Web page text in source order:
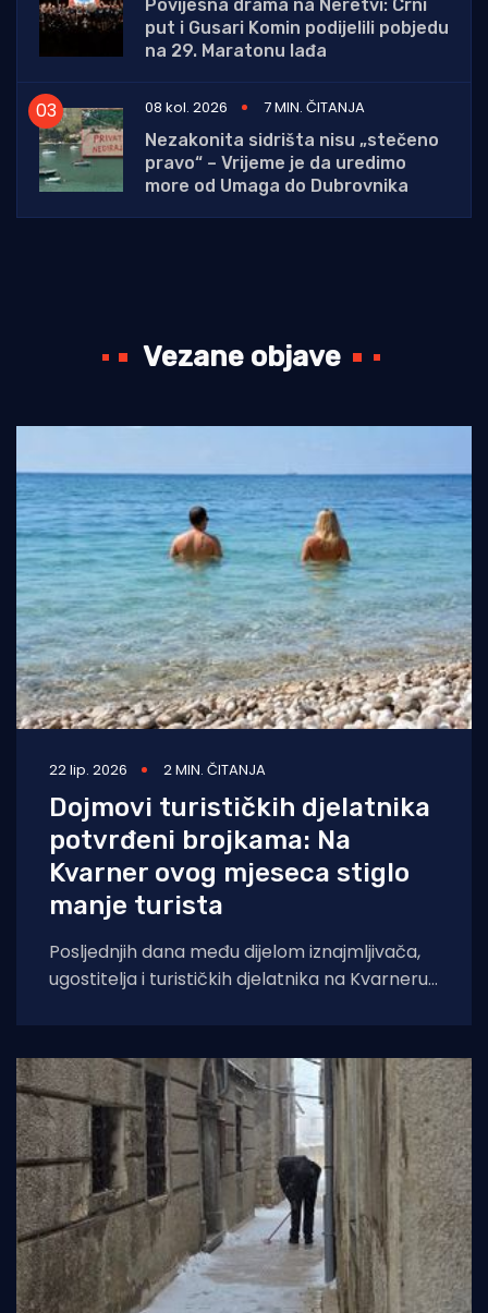
Povijesna drama na Neretvi: Crni
put i Gusari Komin podijelili pobjedu
na 29. Maratonu lađa
08 kol. 2026
7 MIN. ČITANJA
Nezakonita sidrišta nisu „stečeno
pravo“ – Vrijeme je da uredimo
more od Umaga do Dubrovnika
Vezane objave
22 lip. 2026 2 MIN. ČITANJA
Dojmovi turističkih djelatnika
potvrđeni brojkama: Na
Kvarner ovog mjeseca stiglo
manje turista
Posljednjih dana među dijelom iznajmljivača,
ugostitelja i turističkih djelatnika na Kvarneru